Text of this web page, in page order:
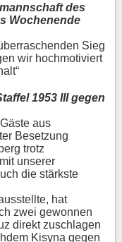
des
Wochenende
Sieg
wir hochmotiviert
1953 III gegen
aus
Besetzung
trotz
unserer
die stärkste
hat
zwei gewonnen
direkt zuschlagen
Kisyna gegen